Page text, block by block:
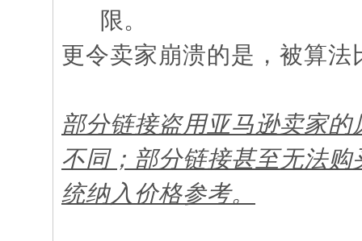
限。
更令卖家崩溃的是，被算法
部分链接盗用亚马逊卖家
不同；部分链接甚至无法
统纳入价格参考。